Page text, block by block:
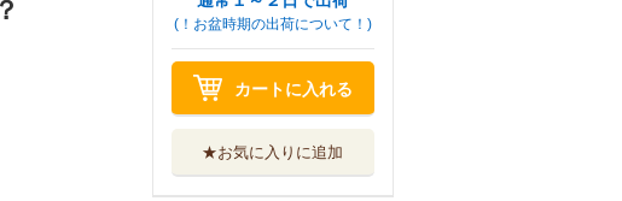
(！お盆時期の出荷について！)
カートに入れる
★お気に入りに追加